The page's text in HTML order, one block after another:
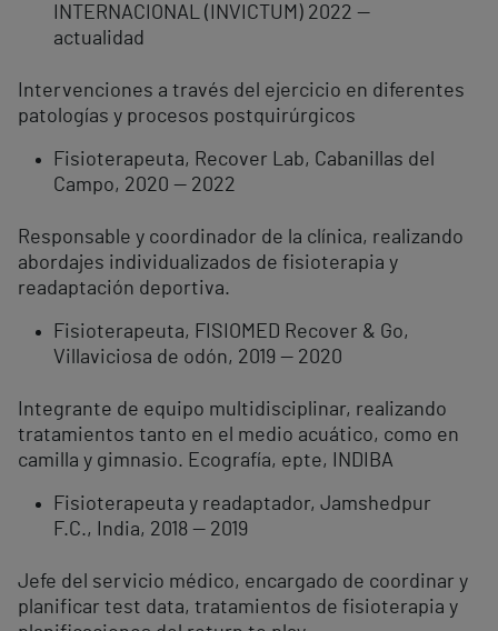
INTERNACIONAL (INVICTUM) 2022 —
actualidad
Intervenciones a través del ejercicio en diferentes
patologías y procesos postquirúrgicos
Fisioterapeuta, Recover Lab, Cabanillas del
Campo, 2020 — 2022
Responsable y coordinador de la clínica, realizando
abordajes individualizados de fisioterapia y
readaptación deportiva.
Fisioterapeuta, FISIOMED Recover & Go,
Villaviciosa de odón, 2019 — 2020
Integrante de equipo multidisciplinar, realizando
tratamientos tanto en el medio acuático, como en
camilla y gimnasio. Ecografía, epte, INDIBA
Fisioterapeuta y readaptador, Jamshedpur
F.C., India, 2018 — 2019
Jefe del servicio médico, encargado de coordinar y
planificar test data, tratamientos de fisioterapia y